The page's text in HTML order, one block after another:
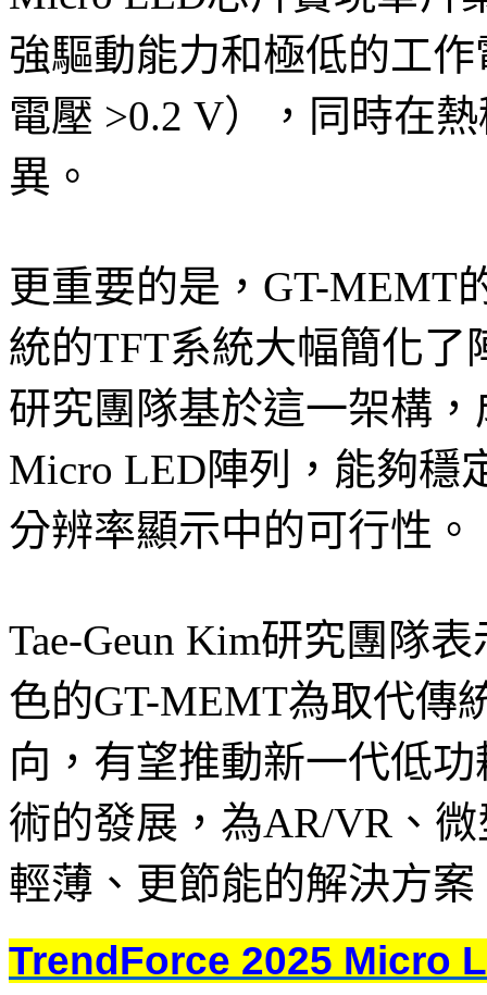
強驅動能力和極低的工
電壓 >0.2 V），同時在
異。
更重要的是，GT-MEMT
統的TFT系統大幅簡化了
研究團隊基於這一架構
Micro LED陣列，能夠穩
分辨率顯示中的可行性。
Tae-Geun Kim研究團隊
色的GT-MEMT為取代傳
向，有望推動新一代低
術的發展，為AR/VR、
輕薄、更節能的解決方
TrendForce 2025 Micro